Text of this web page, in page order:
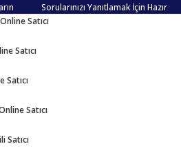
Sorularınızı Yanıtlamak İçin Hazır
Satıcı
Satıcı
Satıcı
Satıcı
Satıcı